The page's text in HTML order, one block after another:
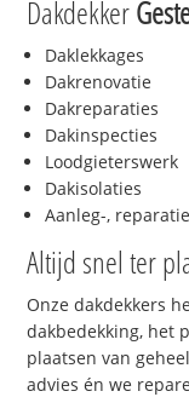
Dakdekker
Daklekkages
Dakrenovatie
Dakreparaties
Dakinspecties
Loodgieterswerk
Dakisolaties
Aanleg-,
Altijd snel ter
Onze dakdekkers
dakbedekking, het
plaatsen van
advies én we